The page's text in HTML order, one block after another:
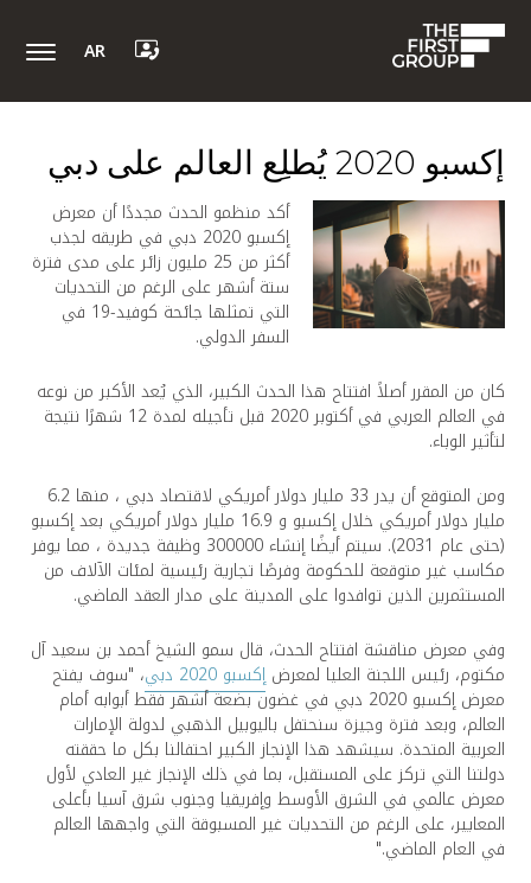
AR
إكسبو 2020 يُطلِع العالم على دبي
أكد منظمو الحدث مجددًا أن معرض
إكسبو 2020 دبي في طريقه لجذب
أكثر من 25 مليون زائر على مدى فترة
ستة أشهر على الرغم من التحديات
التي تمثلها جائحة كوفيد-19 في
السفر الدولي.
كان من المقرر أصلاً افتتاح هذا الحدث الكبير، الذي يُعد الأكبر من نوعه
في العالم العربي في أكتوبر 2020 قبل تأجيله لمدة 12 شهرًا نتيجة
لتأثير الوباء.
ومن المتوقع أن يدر 33 مليار دولار أمريكي لاقتصاد دبي ، منها 6.2
مليار دولار أمريكي خلال إكسبو و 16.9 مليار دولار أمريكي بعد إكسبو
(حتى عام 2031). سيتم أيضًا إنشاء 300000 وظيفة جديدة ، مما يوفر
مكاسب غير متوقعة للحكومة وفرصًا تجارية رئيسية لمئات الآلاف من
المستثمرين الذين توافدوا على المدينة على مدار العقد الماضي.
وفي معرض مناقشة افتتاح الحدث، قال سمو الشيخ أحمد بن سعيد آل
مكتوم، رئيس اللجنة العليا لمعرضإكسبو 2020 دبي ، "سوف يفتح
معرض إكسبو 2020 دبي في غضون بضعة أشهر فقط أبوابه أمام
العالم، وبعد فترة وجيزة سنحتفل باليوبيل الذهبي لدولة الإمارات
العربية المتحدة. سيشهد هذا الإنجاز الكبير احتفالنا بكل ما حققته
دولتنا التي تركز على المستقبل، بما في ذلك الإنجاز غير العادي لأول
معرض عالمي في الشرق الأوسط وإفريقيا وجنوب شرق آسيا بأعلى
المعايير، على الرغم من التحديات غير المسبوقة التي واجهها العالم
في العام الماضي."